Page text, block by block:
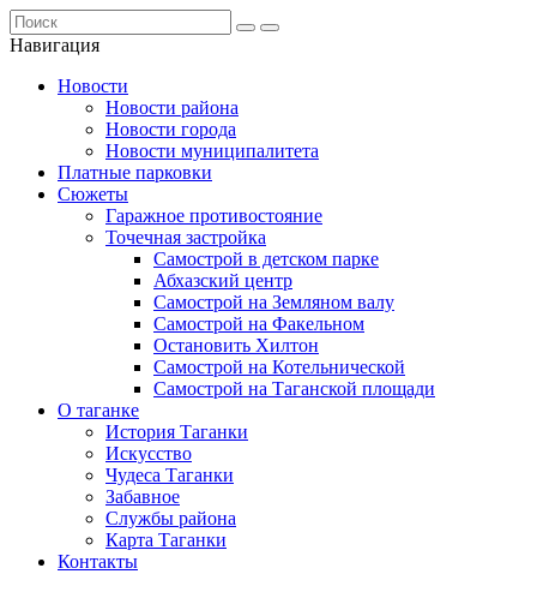
Навигация
Новости
Новости района
Новости города
Новости муниципалитета
Платные парковки
Сюжеты
Гаражное противостояние
Точечная застройка
Самострой в детском парке
Абхазский центр
Самострой на Земляном валу
Самострой на Факельном
Остановить Хилтон
Самострой на Котельнической
Самострой на Таганской площади
О таганке
История Таганки
Искусство
Чудеса Таганки
Забавное
Службы района
Карта Таганки
Контакты